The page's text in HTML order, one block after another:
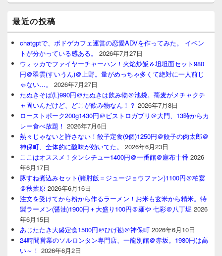
最近の投稿
chatgptで、ボドゲカフェ運営の恋愛ADVを作ってみた。 イベン
トが分かっている感ある。
2026年7月27日
ウォッカでファイヤーチャーハン！火焰炒飯＆坦坦面セット980
円＠翠雲(すいうん)＠上野。量がめっちゃ多くて絶対に一人前じ
ゃない…。
2026年7月27日
たぬきそば(L)990円＠たぬきは飲み物＠池袋。蕎麦がメチャクチ
ャ固いんだけど、どこが飲み物なん！？ 2026年7月8日
ローストポーク200g1430円＠ビストロガブリ＠大門、13時からカ
レー食べ放題！ 2026年7月6日
熱々じゃないと許さない！餃子定食(9個)1250円＠餃子の肉太郎＠
神保町、全体的に酸味が効いてた。
2026年6月23日
ここはオススメ！タンシチュー1400円＠一番館＠麻布十番 2026
年6月17日
豚すね煮込みセット(猪肘飯＝ジュージョウファン)1100円＠柏宴
＠秋葉原 2026年6月16日
注文を受けてから粉から作るラーメン！お米も玄米から精米。特
製ラーメン(醤油)1900円＋大盛り100円＠麺や 七彩＠八丁堀 2026
年6月15日
あじたたき大盛定食1500円＠ひげ勘＠神保町 2026年6月10日
24時間営業のソルロンタン専門店、一龍別館＠赤坂。1980円は高
い～！ 2026年6月2日